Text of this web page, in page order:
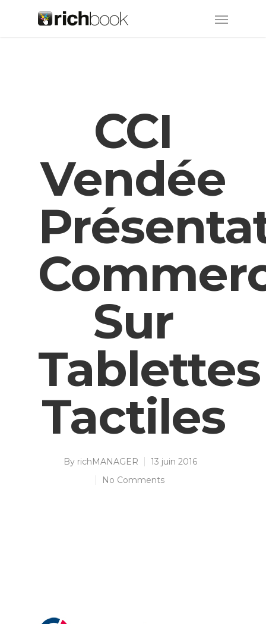
CCI
Vendée
Sur
Tablettes
Tactiles
By richMANAGER
13 juin 2016
No Comments